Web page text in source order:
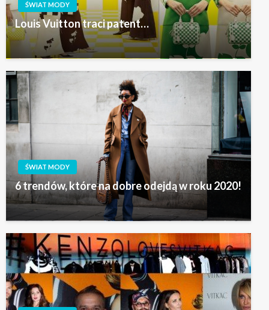
ŚWIAT MODY
Louis Vuitton traci patent…
ŚWIAT MODY
6 trendów, które na dobre odejdą w roku 2020!